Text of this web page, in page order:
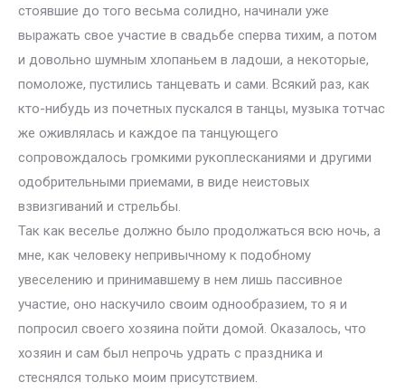
стоявшие до того весьма солидно, начинали уже
выражать свое участие в свадьбе сперва тихим, а потом
и довольно шумным хлопаньем в ладоши, а некоторые,
помоложе, пустились танцевать и сами. Всякий раз, как
кто-нибудь из почетных пускался в танцы, музыка тотчас
же оживлялась и каждое па танцующего
сопровождалось громкими рукоплесканиями и другими
одобрительными приемами, в виде неистовых
взвизгиваний и стрельбы.
Так как веселье должно было продолжаться всю ночь, а
мне, как человеку непривычному к подобному
увеселению и принимавшему в нем лишь пассивное
участие, оно наскучило своим однообразием, то я и
попросил своего хозяина пойти домой. Оказалось, что
хозяин и сам был непрочь удрать с праздника и
стеснялся только моим присутствием.